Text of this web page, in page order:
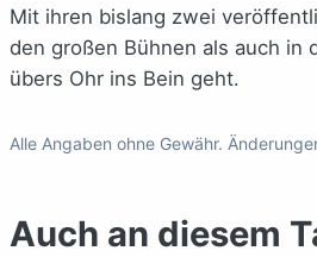
Mit ihren bislang zwei
den großen Bühnen als auch in
übers Ohr ins Bein geht.
Alle Angaben ohne Gewähr.
Auch an diesem